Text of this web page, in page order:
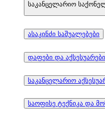
საკანცელარიო
ასაკინძი საშუალებები
დაფები და აქსესუარები
საკანცელარიო
საოფისე ტექნიკა და